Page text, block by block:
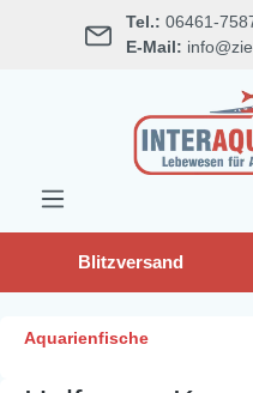
springen Tel.: 06461-
E-Mail:
Blitzversand
Aquarienfische